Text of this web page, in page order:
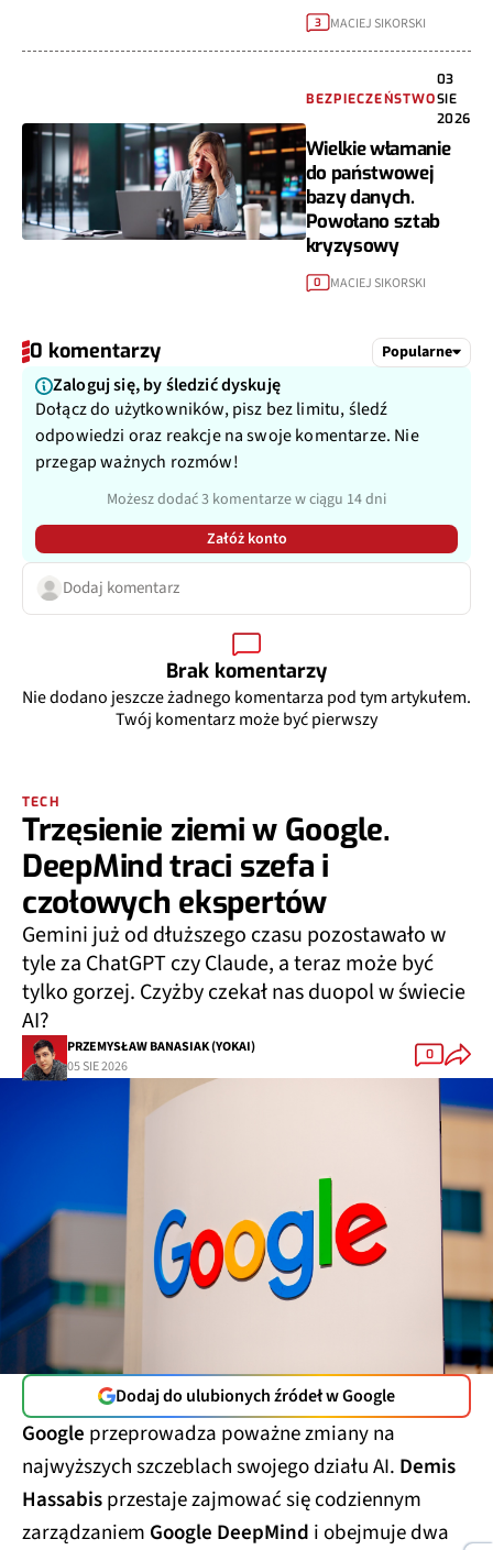
3 MACIEJ SIKORSKI
BEZPIECZEŃSTWO
03
SIE
2026
Wielkie włamanie
do państwowej
bazy danych.
Powołano sztab
kryzysowy
0 MACIEJ SIKORSKI
0 komentarzy Popularne
Zaloguj się, by śledzić dyskuję
Dołącz do użytkowników, pisz bez limitu, śledź
odpowiedzi oraz reakcje na swoje komentarze. Nie
przegap ważnych rozmów!
Możesz dodać 3 komentarze w ciągu 14 dni
Załóż konto
Dodaj komentarz
Brak komentarzy
Nie dodano jeszcze żadnego komentarza pod tym artykułem.
Twój komentarz może być pierwszy
TECH
Trzęsienie ziemi w Google.
DeepMind traci szefa i
czołowych ekspertów
Gemini już od dłuższego czasu pozostawało w
tyle za ChatGPT czy Claude, a teraz może być
tylko gorzej. Czyżby czekał nas duopol w świecie
AI?
PRZEMYSŁAW BANASIAK (YOKAI)
05 SIE 2026
0
Dodaj do ulubionych źródeł w Google
Google przeprowadza poważne zmiany na
najwyższych szczeblach swojego działu AI. Demis
Hassabisprzestaje zajmować się codziennym
zarządzaniem Google DeepMind i obejmuje dwa